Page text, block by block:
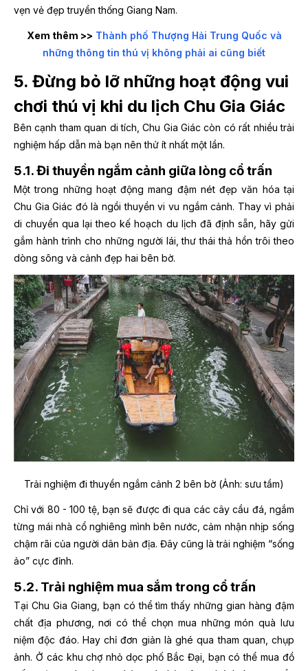
vẹn vẻ đẹp truyền thống Giang Nam.
Xem thêm >> Thành phố Thượng Hải Trung Quốc và
những thông tin thú vị không phải ai cũng biết
5. Đừng bỏ lỡ những hoạt động vui
chơi thú vị khi du lịch Chu Gia Giác
Bên cạnh tham quan di tích, Chu Gia Giác còn có rất nhiều trải
nghiệm hấp dẫn mà bạn nên thử ít nhất một lần.
5.1. Đi thuyền ngắm cảnh giữa lòng cổ trấn
Một trong những hoạt động mang đậm nét đẹp văn hóa tại
Chu Gia Giác đó là ngồi thuyền vi vu ngắm cảnh. Thay vì phải
di chuyển qua lại theo kế hoạch du lịch đã định sẵn, hãy gửi
gắm hành trình cho những người lái, thư thái thả hồn trôi theo
dòng sông và cảnh đẹp hai bên bờ.
Trải nghiệm đi thuyền ngắm cảnh 2 bên bờ (Ảnh: sưu tầm)
Chỉ với 80 - 100 tệ, bạn sẽ được đi qua các cây cầu đá, ngắm
từng mái nhà cổ nghiêng mình bên nước, cảm nhận nhịp sống
chậm rãi của người dân bản địa. Đây cũng là trải nghiệm “sống
ảo” cực đỉnh.
5.2. Trải nghiệm mua sắm trong cổ trấn
Tại Chu Gia Giang, bạn có thể tìm thấy những gian hàng đậm
chất địa phương, nơi có thể chọn mua những món quà lưu
niệm độc đáo. Hay chỉ đơn giản là ghé qua tham quan, chụp
ảnh. Ở các khu chợ nhỏ dọc phố Bắc Đại, bạn có thể mua đồ